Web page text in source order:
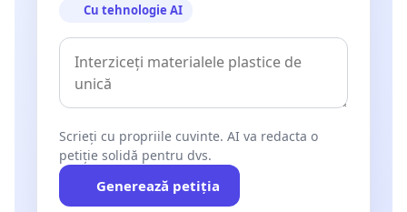
Cu tehnologie AI
Scrieți cu propriile cuvinte. AI va redacta o
petiție solidă pentru dvs.
Generează petiția